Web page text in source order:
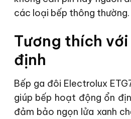
các loại bếp thông thường.
Tương thích
định
Bếp ga đôi Electrolux
giúp bếp hoạt động ổn
đảm bảo ngọn lửa xanh